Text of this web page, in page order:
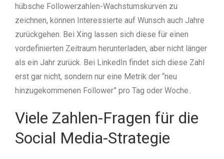
hübsche Followerzahlen-Wachstumskurven zu
zeichnen, können Interessierte auf Wunsch auch Jahre
zurückgehen. Bei Xing lassen sich diese für einen
vordefinierten Zeitraum herunterladen, aber nicht länger
als ein Jahr zurück. Bei LinkedIn findet sich diese Zahl
erst gar nicht, sondern nur eine Metrik der “neu
hinzugekommenen Follower” pro Tag oder Woche..
Viele Zahlen-Fragen für die
Social Media-Strategie